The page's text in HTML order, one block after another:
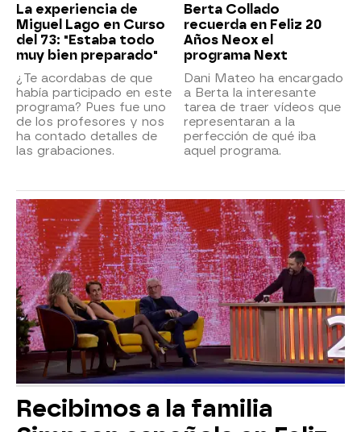
La experiencia de
Miguel Lago en Curso
del 73: "Estaba todo
muy bien preparado"
¿Te acordabas de que
había participado en este
programa? Pues fue uno
de los profesores y nos
ha contado detalles de
las grabaciones.
Berta Collado
recuerda en Feliz 20
Años Neox el
programa Next
Dani Mateo ha encargado
a Berta la interesante
tarea de traer vídeos que
representaran a la
perfección de qué iba
aquel programa.
Recibimos a la familia